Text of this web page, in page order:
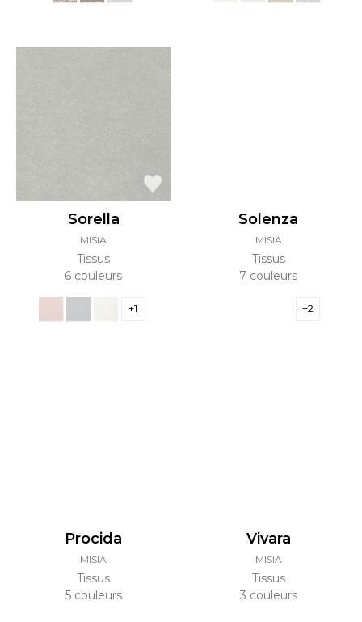
Sorella
MISIA
Tissus
6 couleurs
+1
Solenza
MISIA
Tissus
7 couleurs
+2
Procida
MISIA
Tissus
5 couleurs
Vivara
MISIA
Tissus
3 couleurs